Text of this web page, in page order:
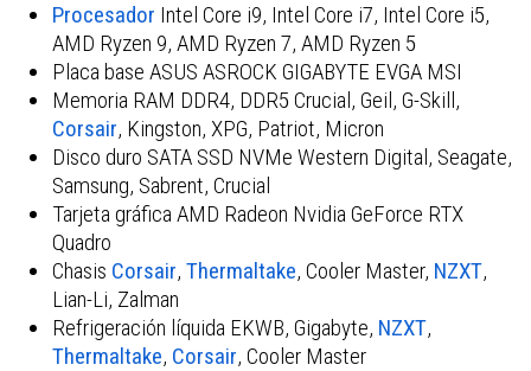
Procesador Intel Core i9, Intel Core i7, Intel Core i5,
AMD Ryzen 9, AMD Ryzen 7, AMD Ryzen 5
Placa base ASUS ASROCK GIGABYTE EVGA MSI
Memoria RAM DDR4, DDR5 Crucial, Geil, G-Skill,
Corsair, Kingston, XPG, Patriot, Micron
Disco duro SATA SSD NVMe Western Digital, Seagate,
Samsung, Sabrent, Crucial
Tarjeta gráfica AMD Radeon Nvidia GeForce RTX
Quadro
Chasis Corsair, Thermaltake, Cooler Master, NZXT,
Lian-Li, Zalman
Refrigeración líquida EKWB, Gigabyte, NZXT,
Thermaltake, Corsair, Cooler Master